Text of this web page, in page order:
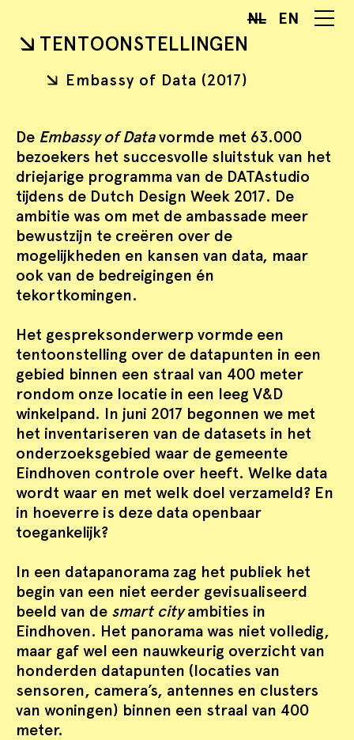
NL EN
TENTOONSTELLINGEN
Embassy of Data (2017)
De Embassy of Datavormde met 63.000
bezoekers het succesvolle sluitstuk van het
driejarige programma van de DATAstudio
tijdens de Dutch Design Week 2017. De
ambitie was om met de ambassade meer
bewustzijn te creëren over de
mogelijkheden en kansen van data, maar
ook van de bedreigingen én
tekortkomingen.
Het gespreksonderwerp vormde een
tentoonstelling over de datapunten in een
gebied binnen een straal van 400 meter
rondom onze locatie in een leeg V&D
winkelpand. In juni 2017 begonnen we met
het inventariseren van de datasets in het
onderzoeksgebied waar de gemeente
Eindhoven controle over heeft. Welke data
wordt waar en met welk doel verzameld? En
in hoeverre is deze data openbaar
toegankelijk?
In een datapanorama zag het publiek het
begin van een niet eerder gevisualiseerd
beeld van de smart cityambities in
Eindhoven. Het panorama was niet volledig,
maar gaf wel een nauwkeurig overzicht van
honderden datapunten (locaties van
sensoren, camera’s, antennes en clusters
van woningen) binnen een straal van 400
meter.